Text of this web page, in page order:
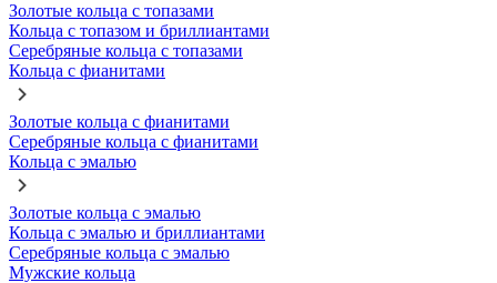
Золотые кольца с топазами
Кольца с топазом и бриллиантами
Серебряные кольца с топазами
Кольца с фианитами
Золотые кольца с фианитами
Серебряные кольца с фианитами
Кольца с эмалью
Золотые кольца с эмалью
Кольца с эмалью и бриллиантами
Серебряные кольца с эмалью
Мужские кольца